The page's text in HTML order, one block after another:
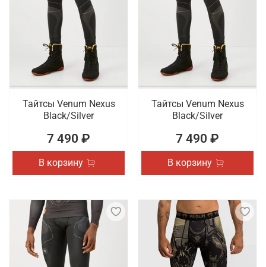
Тайтсы Venum Nexus
Black/Silver
7 490 ₽
В корзину
Тайтсы Venum Nexus
Black/Silver
7 490 ₽
В корзину